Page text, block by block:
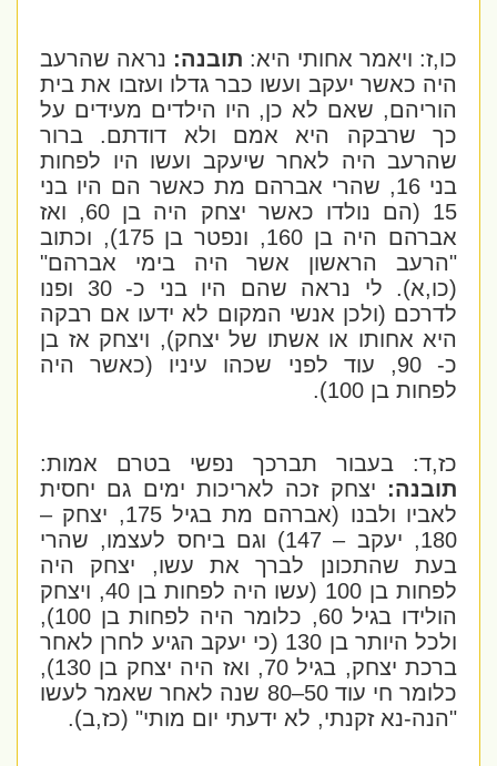
כו,ז: ויאמר אחותי היא:תובנה:נראה שהרעב
היה כאשר יעקב ועשו כבר גדלו ועזבו את בית
הוריהם, שאם לא כן, היו הילדים מעידים על
כך שרבקה היא אמם ולא דודתם. ברור
שהרעב היה לאחר שיעקב ועשו היו לפחות
בני 16, שהרי אברהם מת כאשר הם היו בני
15 (הם נולדו כאשר יצחק היה בן 60, ואז
אברהם היה בן 160, ונפטר בן 175), וכתוב
"הרעב הראשון אשר היה בימי אברהם"
(כו,א). לי נראה שהם היו בני כ- 30 ופנו
לדרכם (ולכן אנשי המקום לא ידעו אם רבקה
היא אחותו או אשתו של יצחק), ויצחק אז בן
כ- 90, עוד לפני שכהו עיניו (כאשר היה
לפחות בן 100).
כז,ד: בעבור תברכך נפשי בטרם אמות:
תובנה:יצחק זכה לאריכות ימים גם יחסית
לאביו ולבנו (אברהם מת בגיל 175, יצחק –
180, יעקב – 147) וגם ביחס לעצמו, שהרי
בעת שהתכונן לברך את עשו, יצחק היה
לפחות בן 100 (עשו היה לפחות בן 40, ויצחק
הולידו בגיל 60, כלומר היה לפחות בן 100),
ולכל היותר בן 130 (כי יעקב הגיע לחרן לאחר
ברכת יצחק, בגיל 70, ואז היה יצחק בן 130),
כלומר חי עוד 50–80 שנה לאחר שאמר לעשו
"הנה-נא זקנתי, לא ידעתי יום מותי" (כז,ב).